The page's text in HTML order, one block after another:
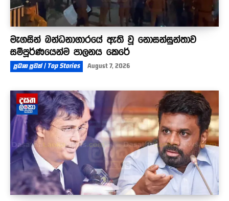
මැගසින් බන්ධනාගාරයේ ඇති වූ නොසන්සුන්තාව
සම්පූර්ණයෙන්ම පාලනය කෙරේ
ප්‍රධාන පුවත් | Top Stories August 7, 2026